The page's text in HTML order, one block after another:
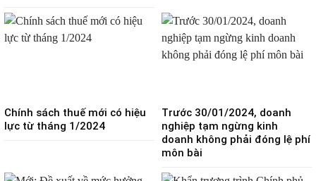
Chính sách thuế mới có hiệu
lực từ tháng 1/2024
Trước 30/01/2024, doanh
nghiệp tạm ngừng kinh
doanh không phải đóng lệ phí
môn bài